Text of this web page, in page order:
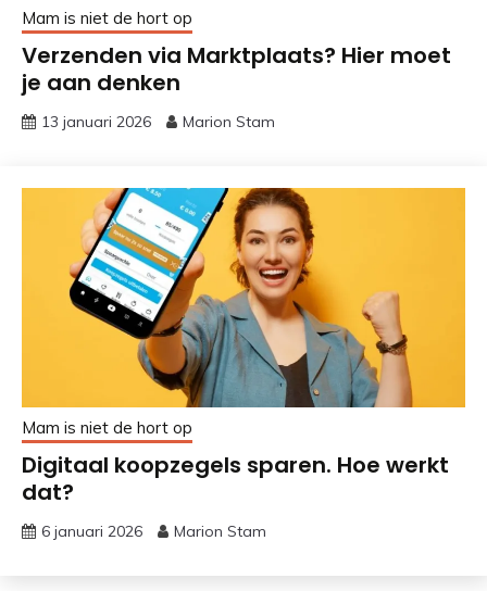
Mam is niet de hort op
Verzenden via Marktplaats? Hier moet
je aan denken
13 januari 2026 Marion Stam
Mam is niet de hort op
Digitaal koopzegels sparen. Hoe werkt
dat?
6 januari 2026 Marion Stam